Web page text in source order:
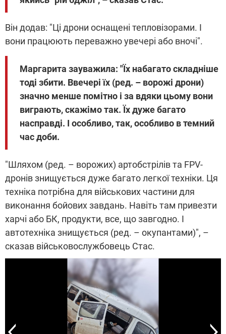
Він додав: "Ці дрони оснащені тепловізорами. І
вони працюють переважно увечері або вночі".
Маргарита зауважила: "Їх набагато складніше
тоді збити. Ввечері їх (ред. – ворожі дрони)
значно менше помітно і за вдяки цьому вони
виграють, скажімо так. Їх дуже багато
насправді. І особливо, так, особливо в темний
час доби.
"Шляхом (ред. – ворожих) артобстрілів та FPV-
дронів знищується дуже багато легкої техніки. Ця
техніка потрібна для військових частини для
виконання бойових завдань. Навіть там привезти
харчі або БК, продукти, все, що завгодно. І
автотехніка знищується (ред. – окупантами)", –
сказав військовослужбовець Стас.